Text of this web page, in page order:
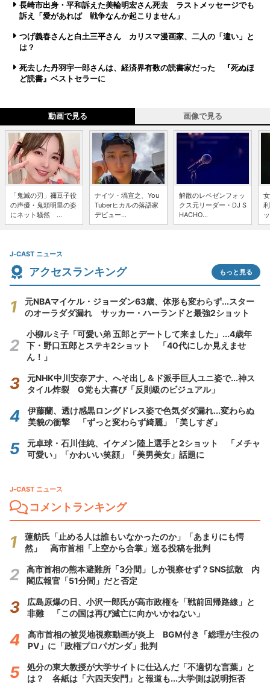
長崎市出身・平和訴えた美輪明宏さん死去 ラストメッセージでも
訴え「愛があれば 戦争なんか起こりません」
つげ義春さんと白土三平さん カリスマ漫画家、二人の「違い」と
は？
死去した丹羽宇一郎さんは、経済界有数の読書家だった 『死ぬほ
ど読書』ベストセラーに
動画で見る 画像で見る
「鬼滅の刃」禰豆子役
の声優・鬼頭明里の姿
にネット騒然 ...
ナイツ・塙宣之、You
Tuberヒカルの落語家
デビュー...
解散のレペゼンフォッ
クス元リーダー・DJ S
HACHO...
J-CAST ニュース
アクセスランキング もっと見る
元NBAマイケル・ジョーダン63歳、体形も変わらず...スター
のオーラダダ漏れ サッカー・ハーランドと最強2ショット
小柳ルミ子「可愛い弟 五郎とデートして来ました」...4歳年
下・野口五郎とステキ2ショット 「40代にしか見えませ
ん！」
元NHK中川安奈アナ、へそ出し＆ド派手巨人ユニ姿で...神ス
タイル炸裂 G党も大喜び「反則級のビジュアル」
伊藤蘭、透け感黒ロングドレス姿で色気ダダ漏れ...変わらぬ
美貌の衝撃 「ずっと変わらず綺麗」「美しすぎ」
元卓球・石川佳純、イケメン陸上選手と2ショット 「メチャ
可愛い」「かわいい笑顔」「美男美女」話題に
J-CAST ニュース
コメントランキング
蓮舫氏「止める人は誰もいなかったのか」「あまりにも愕
然」 高市首相「上空から合掌」巡る投稿を批判
高市首相の熊本避難所「3分間」しか視察せず？SNS拡散 内
閣広報官「51分間」だと否定
広島原爆の日、小沢一郎氏が高市政権を「戦前回帰路線」と
非難 「この国は再び滅亡に向かいかねない」
高市首相の被災地視察動画が炎上 BGM付き「総理が主役の
PV」に「政権プロパガンダ」批判
処分の東大教授が大学サイトに仕込んだ「不適切な言葉」と
は？ 各紙は「六四天安門」と報道も...大学側は説明拒否